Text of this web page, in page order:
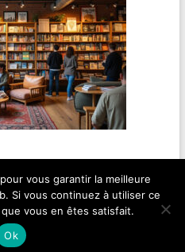
ancientsites.eu
vous garantir la meilleure
Si vous continuez à utiliser ce
vous en êtes satisfait.
Ok